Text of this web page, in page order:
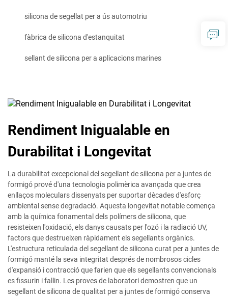
silicona de segellat per a ús automotriu
fàbrica de silicona d'estanquitat
sellant de silicona per a aplicacions marines
Rendiment Inigualable en
Durabilitat i Longevitat
La durabilitat excepcional del segellant de silicona per a juntes de
formigó prové d'una tecnologia polimèrica avançada que crea
enllaços moleculars dissenyats per suportar dècades d'esforç
ambiental sense degradació. Aquesta longevitat notable comença
amb la química fonamental dels polímers de silicona, que
resisteixen l'oxidació, els danys causats per l'ozó i la radiació UV,
factors que destrueixen ràpidament els segellants orgànics.
L'estructura reticulada del segellant de silicona curat per a juntes de
formigó manté la seva integritat després de nombrosos cicles
d'expansió i contracció que farien que els segellants convencionals
es fissurin i fallin. Les proves de laboratori demostren que un
segellant de silicona de qualitat per a juntes de formigó conserva